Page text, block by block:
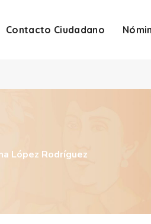
Contacto Ciudadano
López Rodríguez